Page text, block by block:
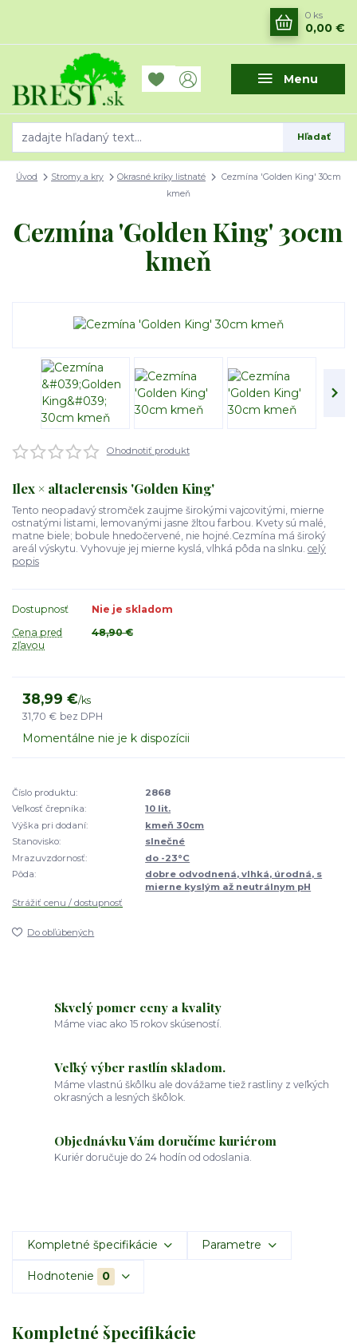
Menu
Hľadať
0 ks
0,00 €
Úvod Stromy a kry Okrasné kríky listnaté
Cezmína 'Golden King' 30cm
kmeň
Cezmína 'Golden King' 30cm
kmeň
Ohodnotiť produkt
Ilex × altaclerensis 'Golden King'
Tento neopadavý stromček zaujme širokými vajcovitými, mierne
ostnatými listami, lemovanými jasne žltou farbou. Kvety sú malé,
matne biele; bobule hnedočervené, nie hojné.Cezmína má široký
areál výskytu. Vyhovuje jej mierne kyslá, vlhká pôda na slnku. celý
popis
Dostupnosť
Nie je skladom
Cena pred
zľavou
48,90 €
38,99 €/ks
31,70 € bez DPH
Momentálne nie je k dispozícii
Číslo produktu:
2868
Veľkosť črepníka:
10 lit.
Výška pri dodaní:
kmeň 30cm
Stanovisko:
slnečné
Mrazuvzdornosť:
do -23°C
Pôda:
dobre odvodnená, vlhká, úrodná, s
mierne kyslým až neutrálnym pH
Strážiť cenu / dostupnosť
Do obľúbených
Skvelý pomer ceny a kvality
Máme viac ako 15 rokov skúseností.
Veľký výber rastlín skladom.
Máme vlastnú škôlku ale dovážame tiež rastliny z veľkých
okrasných a lesných škôlok.
Objednávku Vám doručíme kuriérom
Kuriér doručuje do 24 hodín od odoslania.
Kompletné špecifikácie Parametre
Hodnotenie 0
Kompletné špecifikácie